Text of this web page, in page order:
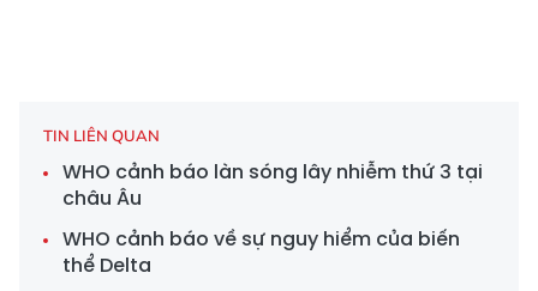
TIN LIÊN QUAN
WHO cảnh báo làn sóng lây nhiễm thứ 3 tại
châu Âu
WHO cảnh báo về sự nguy hiểm của biến
thể Delta